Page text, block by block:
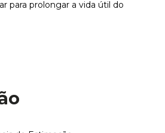
para prolongar a vida útil do